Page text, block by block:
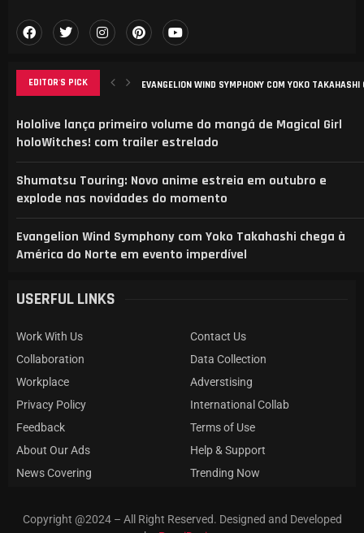
EDITOR'S PICK EVANGELION WIND SYMPHONY COM YOKO TAKAHASHI
Hololive lança primeiro volume do mangá de Magical Girl
holoWitches! com trailer estrelado
Shumatsu Touring: Novo anime estreia em outubro e
explode nas novidades do momento
Evangelion Wind Symphony com Yoko Takahashi chega à
América do Norte em evento imperdível
USERFUL LINKS
Work With Us
Contact Us
Collaboration
Data Collection
Workplace
Adverstising
Privacy Policy
International Collab
Feedback
Terms of Use
About Our Ads
Help & Support
News Covering
Trending Now
Copyright @2024 – All Right Reserved. Designed and Developed